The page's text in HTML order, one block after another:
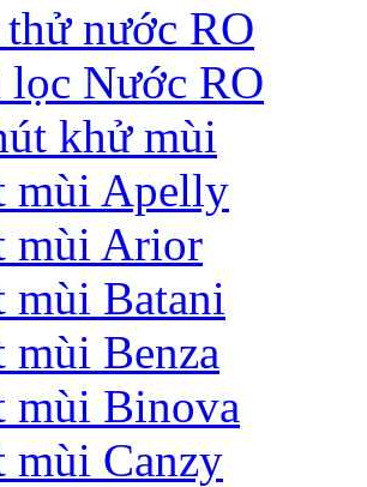
nước RO
Nước RO
khử mùi
mùi Apelly
mùi Arior
mùi Batani
mùi Benza
mùi Binova
mùi Canzy